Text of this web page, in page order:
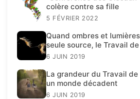
colère contre sa fille
5 FÉVRIER 2022
Quand ombres et
seule source, le Travail
présent.
6 JUIN 2019
La grandeur du Travail
un monde décadent
6 JUIN 2019